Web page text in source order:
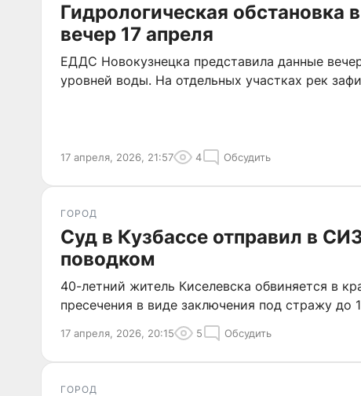
Гидрологическая обстановка
вечер 17 апреля
ЕДДС Новокузнецка представила данные
уровней воды. На отдельных участках рек
17 апреля, 2026, 21:57 4 Обсудить
ГОРОД
Суд в Кузбассе отправил в
поводком
40-летний житель Киселевска обвиняется в
пресечения в виде заключения под стражу до
17 апреля, 2026, 20:15 5 Обсудить
ГОРОД